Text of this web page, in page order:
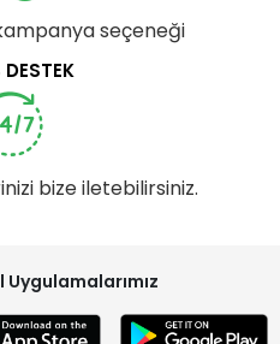
seçeneği
bize iletebilirsiniz.
Uygulamalarımız